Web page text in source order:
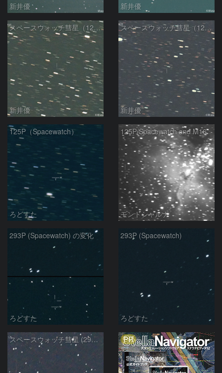
新井優 新井優
スペースウォッチ彗星（125P)：2024/04/10
新井優
スペースウォッチ彗星（125P)：2024/03/16
新井優
125P（Spacewatch）
ろどすた
125P/Spacewatch and M16
モンドシャルナ
293P (Spacewatch) の変化
ろどすた
293P (Spacewatch)
ろどすた
スペースウォッチ彗星 (293P)：2021/01/15 PR